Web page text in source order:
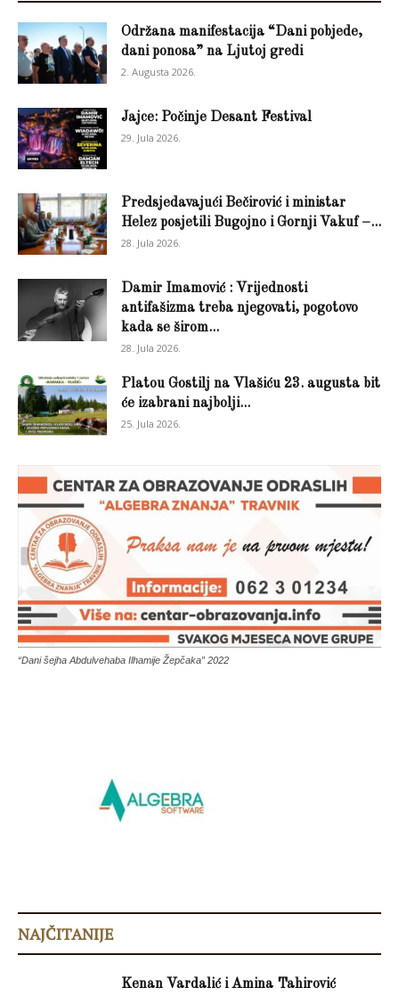
Održana manifestacija “Dani pobjede,
dani ponosa” na Ljutoj gredi
2. Augusta 2026.
Jajce: Počinje Desant Festival
29. Jula 2026.
Predsjedavajući Bečirović i ministar
Helez posjetili Bugojno i Gornji Vakuf –...
28. Jula 2026.
Damir Imamović : Vrijednosti
antifašizma treba njegovati, pogotovo
kada se širom...
28. Jula 2026.
Platou Gostilj na Vlašiću 23. augusta bit
će izabrani najbolji...
25. Jula 2026.
“Dani šejha Abdulvehaba Ilhamije Žepčaka” 2022
NAJČITANIJE
Kenan Vardalić i Amina Tahirović